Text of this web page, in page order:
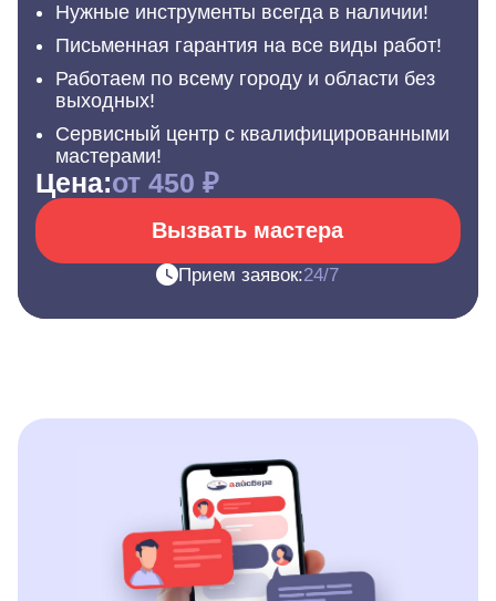
Нужные инструменты всегда в наличии!
Письменная гарантия на все виды работ!
Работаем по всему городу и области без
выходных!
Сервисный центр с квалифицированными
мастерами!
Цена:от 450 ₽
Вызвать мастера
Прием заявок:24/7